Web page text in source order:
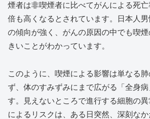
煙者は非喫煙者に比べてがんによる死
倍も高くなるとされています。日本人
の傾向が強く、がんの原因の中でも喫
きいことがわかっています。
このように、喫煙による影響は単なる
ず、体のすみずみにまで広がる「全身
す。見えないところで進行する細胞の
によるリスクは、ある日突然、深刻な